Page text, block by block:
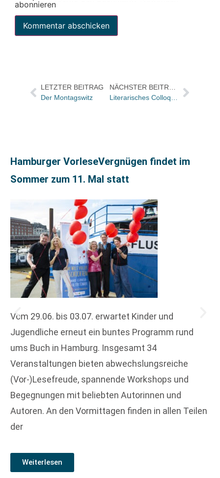
abonnieren
LETZTER BEITRAG
Der Montagswitz
NÄCHSTER BEITRAG
Literarisches Colloquium Berlin: Gartenmesse „Kleine Verlage am Großen Wannsee“ / Sommerfest mit dem Carl Hanser Verlag am 25. August
Hamburger VorleseVergnügen findet im
Sommer zum 11. Mal statt
Vom 29.06. bis 03.07. erwartet Kinder und
Jugendliche erneut ein buntes Programm rund
ums Buch in Hamburg. Insgesamt 34
Veranstaltungen bieten abwechslungsreiche
(Vor-)Lesefreude, spannende Workshops und
Begegnungen mit beliebten Autorinnen und
Autoren. An den Vormittagen finden in allen Teilen
der
Weiterlesen